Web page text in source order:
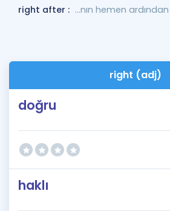
right after : ...nın hemen ardından
right (adj)
doğru
haklı